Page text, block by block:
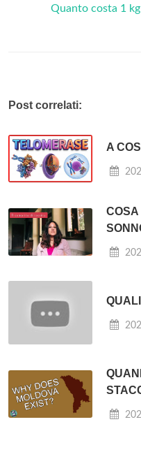
Quanto costa 1
Post correlati:
A
COSA